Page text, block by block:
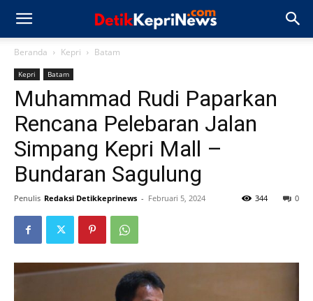
Beranda Kepri Batam
Kepri Batam
Muhammad Rudi Paparkan
Rencana Pelebaran Jalan
Simpang Kepri Mall –
Bundaran Sagulung
Penulis Redaksi Detikkeprinews - Februari 5, 2024 0
344